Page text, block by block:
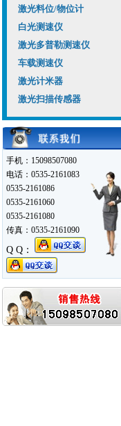
激光料位/物位计
白光测速仪
激光多普勒测速仪
车载测速仪
激光计米器
激光扫描传感器
手机：15098507080
电话：0535-2161083
0535-2161086
0535-2161060
0535-2161080
传真：0535-2161090
Q Q：